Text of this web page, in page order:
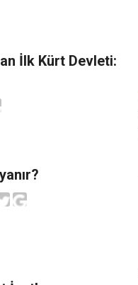
İlk Kürt Devleti: